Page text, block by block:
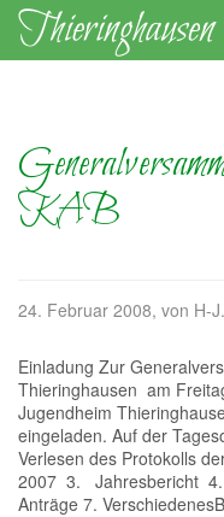
KAB
24. Februar 2008, von H-
Einladung Zur
Thieringhausen am
Jugendheim
eingeladen. Auf der
Verlesen des Protokolls
2007 3. Jahresbericht 4.
Anträge 7.